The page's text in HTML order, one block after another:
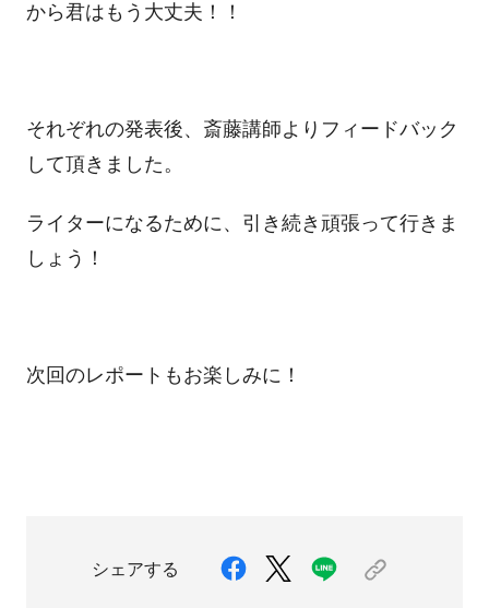
から君はもう大丈夫！！
それぞれの発表後、 斎藤講師よりフィードバック
して頂きました。
ライターになるために、引き続き頑張って行きま
しょう！
次回のレポートもお楽しみに！
シェアする